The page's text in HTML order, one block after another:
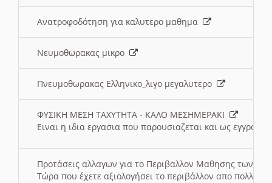
Ανατροφοδότηση για καλυτερο μαθημα
Νευμοθωρακας μικρο
Πνευμοθωρακας Ελληνικο_λιγο μεγαλυτερο
ΦΥΣΙΚΗ ΜΕΣΗ ΤΑΧΥΤΗΤΑ - ΚΑΛΟ ΜΕΣΗΜΕΡΑΚΙ
Ειναι η ιδια εργασια που παρουσιαζεται και ως
Προτάσεις αλλαγων για το Περιβαλλον Μαθησης των
Τώρα που έχετε αξιολογήσει το περιβάλλον απο πολλές